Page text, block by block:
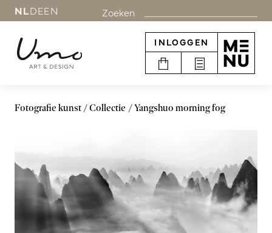
NLDEEN Zoeken
INLOGGEN
Fotografie kunst Collectie Yangshuo morning fog